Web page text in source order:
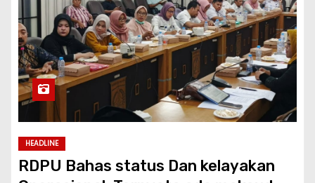
HEADLINE
RDPU Bahas status Dan kelayakan